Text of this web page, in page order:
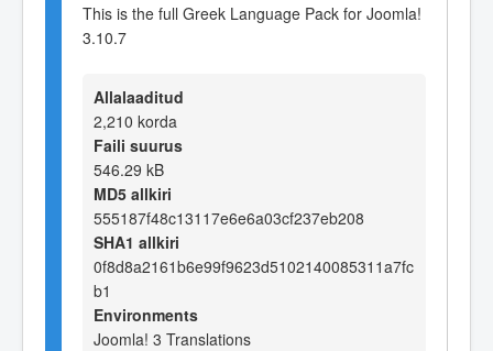
This is the full Greek Language Pack for Joomla!
3.10.7
Allalaaditud
2,210 korda
Faili suurus
546.29 kB
MD5 allkiri
555187f48c13117e6e6a03cf237eb208
SHA1 allkiri
0f8d8a2161b6e99f9623d5102140085311a7fc
b1
Environments
Joomla! 3 Translations